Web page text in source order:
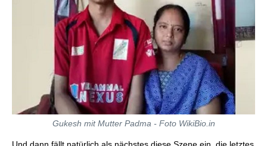
Gukesh mit Mutter Padma - Foto WikiBio.in